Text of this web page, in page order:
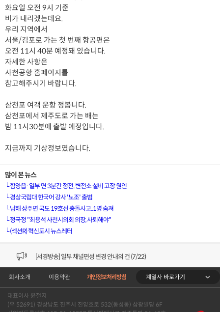
화요일 오전 9시 기준
비가 내리겠는데요.
우리 지역에서
서울/김포로 가는 첫 번째 항공편은
오전 11시 40분 예정돼 있습니다.
자세한 사항은
사천공항 홈페이지를
참고해주시기 바랍니다.
삼천포 여객 운항 정봅니다.
삼천포에서 제주도로 가는 배는
밤 11시30분에 출발 예정입니다.
지금까지 기상정보였습니다.
많이 본 뉴스
└함양읍·일부 면 3분간 정전..변전소 설비 고장 원인
└경상국립대 한국어 강사 '노조' 출범
└남해 상주면 국도 19호선 충돌사고..1명 숨져
└정국정 "최용석 사천시의회 의장, 사퇴해야"
└(섹션R) 혁신도시 뉴스레터
[VOD공지] 청춘초이스 이용금액 변경 안내
[서경방송] 일부 채널편성 변경 안내의 건 (7/22)
[서경방송] 디지털알뜰형 결합 할인요금 조정 안내 (수정)
[공지] 개인정보처리방침 (Ver2.15) 개정의 건 (7/1)
회사소개 이용약관 개인정보처리방침 계열사 바로가기
대표이사 윤철지
(우 52691) 경상남도 진주시 진양호로 532(동성동) 삼광빌딩 6F